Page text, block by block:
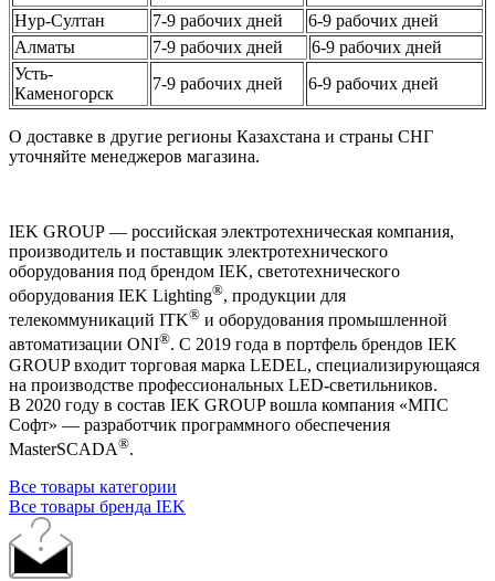
Нур-Султан
7-9 рабочих дней
6-9 рабочих дней
Алматы
7-9 рабочих дней
6-9 рабочих дней
Усть-
Каменогорск
7-9 рабочих дней 6-9 рабочих дней
О доставке в другие регионы Казахстана и страны СНГ
уточняйте менеджеров магазина.
IEK GROUP — российская электротехническая компания,
производитель и поставщик электротехнического
оборудования под брендом IEK, светотехнического
оборудования IEK Lighting®, продукции для
телекоммуникаций ITK® и оборудования промышленной
автоматизации ONI®. С 2019 года в портфель брендов IEK
GROUP входит торговая марка LEDEL, специализирующаяся
на производстве профессиональных LED-светильников.
В 2020 году в состав IEK GROUP вошла компания «МПС
Софт» — разработчик программного обеспечения
MasterSCADA®.
Все товары категории
Все товары бренда IEK